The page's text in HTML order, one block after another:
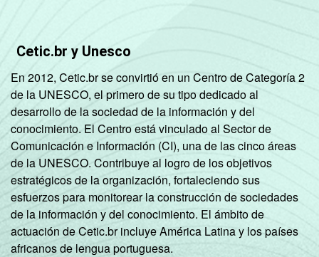
Cetic.br y Unesco
En 2012, Cetic.br se convirtió en un Centro de Categoría 2
de la UNESCO, el primero de su tipo dedicado al
desarrollo de la sociedad de la información y del
conocimiento. El Centro está vinculado al Sector de
Comunicación e Información (CI), una de las cinco áreas
de la UNESCO. Contribuye al logro de los objetivos
estratégicos de la organización, fortaleciendo sus
esfuerzos para monitorear la construcción de sociedades
de la información y del conocimiento. El ámbito de
actuación de Cetic.br incluye América Latina y los países
africanos de lengua portuguesa.